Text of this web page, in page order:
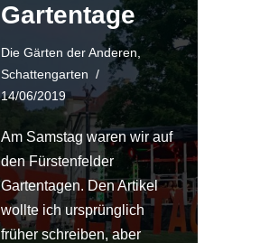
Gartentage
Die Gärten der Anderen
Schattengarten
14/06/2019
Am Samstag waren wir auf
den Fürstenfelder
Gartentagen. Den Artikel
wollte ich ursprünglich
früher schreiben, aber